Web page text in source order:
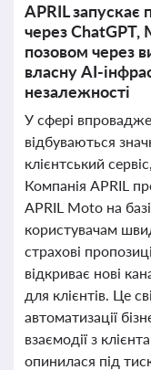
APRIL запускає
через ChatGPT,
позовом через
власну AI-
незалежності
У сфері
відбуваються
клієнтський
Компанія APRIL
APRIL Moto на
користувачам
страхові
відкриває нові
для клієнтів. Це
автоматизації
взаємодії з
опинилася під